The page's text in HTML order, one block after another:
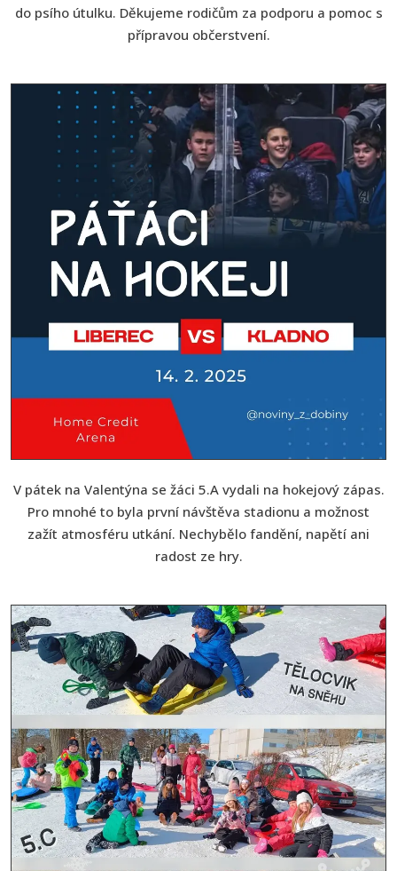
do psího útulku. Děkujeme rodičům za podporu a pomoc s
přípravou občerstvení.
V pátek na Valentýna se žáci 5.A vydali na hokejový zápas.
Pro mnohé to byla první návštěva stadionu a možnost
zažít atmosféru utkání. Nechybělo fandění, napětí ani
radost ze hry.